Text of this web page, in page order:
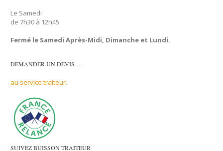
Le Samedi
de 7h30 à 12h45
Fermé le Samedi Après-Midi, Dimanche et Lundi.
DEMANDER UN DEVIS…
au service traiteur.
SUIVEZ BUISSON TRAITEUR